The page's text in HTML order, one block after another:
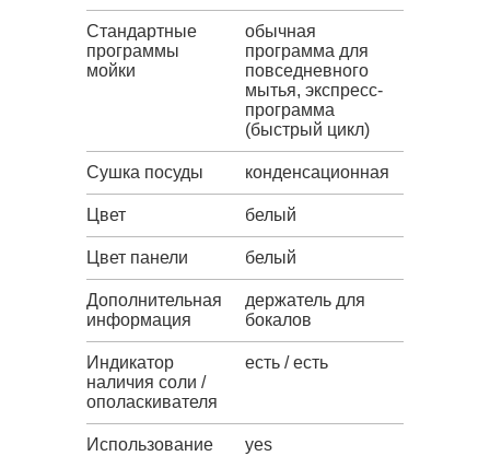
Стандартные
программы
мойки
обычная
программа для
повседневного
мытья, экспресс-
программа
(быстрый цикл)
Сушка посуды конденсационная
Цвет белый
Цвет панели белый
Дополнительная
информация
держатель для
бокалов
Индикатор
наличия соли /
ополаскивателя
есть / есть
Использование
yes